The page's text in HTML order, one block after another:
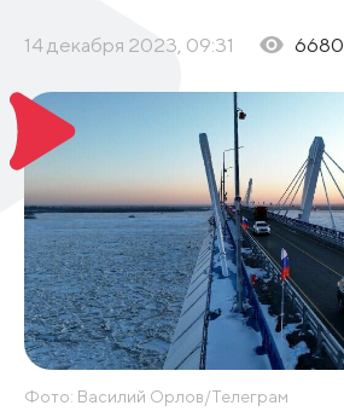
14 декабря 2023, 09:31 6680
Фото: Василий Орлов/Телеграм